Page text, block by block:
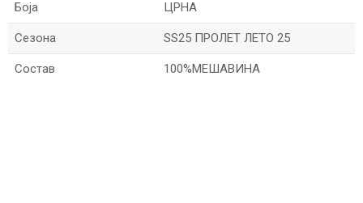
Боја ЦРНА
Сезона SS25 ПРОЛЕТ ЛЕТО 25
Состав 100%МЕШАВИНА